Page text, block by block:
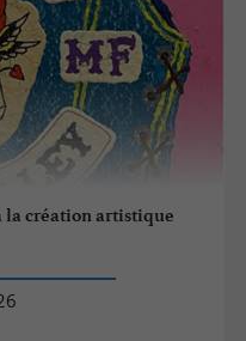
la création artistique